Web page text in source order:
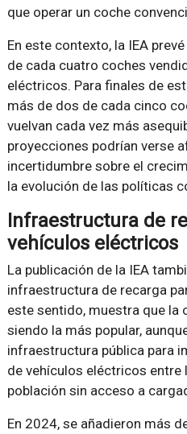
que operar un coche
En este contexto, la IEA
de cada cuatro coches
eléctricos. Para finales de
más de dos de cada cinco
vuelvan cada vez más
proyecciones podrían verse
incertidumbre sobre el
la evolución de las políticas
Infraestructura de
vehículos eléctricos
La publicación de la IEA
infraestructura de recarga
este sentido, muestra que la
siendo la más popular,
infraestructura pública para
de vehículos eléctricos entre
población sin acceso a
En 2024, se añadieron más